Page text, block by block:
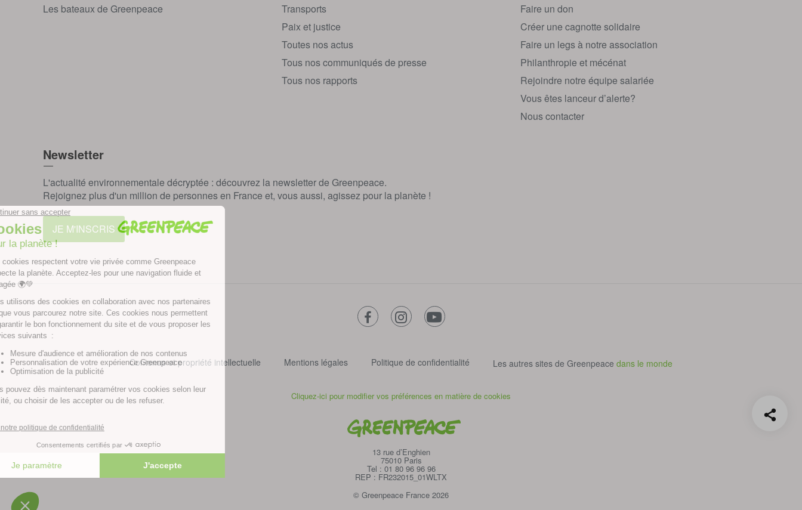
Les bateaux de Greenpeace
Transports
Paix et justice
Toutes nos actus
Tous nos communiqués de presse
Tous nos rapports
Faire un don
Créer une cagnotte solidaire
Faire un legs à notre association
Philanthropie et mécénat
Rejoindre notre équipe salariée
Vous êtes lanceur d’alerte?
Nous contacter
Newsletter
L'actualité environnementale décryptée : découvrez la newsletter de Greenpeace.
Rejoignez plus d'un million de personnes en France et, vous aussi, agissez pour la planète !
JE M'INSCRIS
facebookinstagramyoutube
Contenus et propriété intellectuelle Mentions légales Politique de confidentialité Les autres sites de Greenpeace dans le monde
Cliquez-ici pour modifier vos préférences en matière de cookies
Greenpeace
13 rue d’Enghien
75010 Paris
Tel : 01 80 96 96 96
REP : FR232015_01WLTX
© Greenpeace France 2026